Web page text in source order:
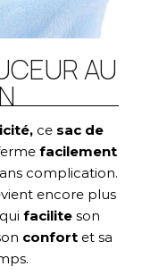
AU
ce sac de
facilement
complication.
encore plus
facilite son
confort et sa